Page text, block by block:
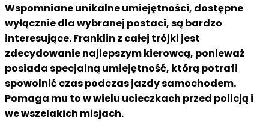
Wspomniane unikalneumiejętności, dostępne
wyłącznie dla wybranej postaci, są bardzo
interesujące. Franklin z całej trójki jest
zdecydowanie najlepszym kierowcą, ponieważ
posiada specjalną umiejętność, którą potrafi
spowolnić czas podczas jazdy samochodem.
Pomaga mu to w wielu ucieczkach przed policją i
we wszelakich misjach.